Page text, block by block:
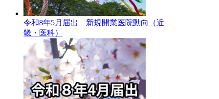
令和8年5月届出 新規開業医院動向（近
畿・医科）